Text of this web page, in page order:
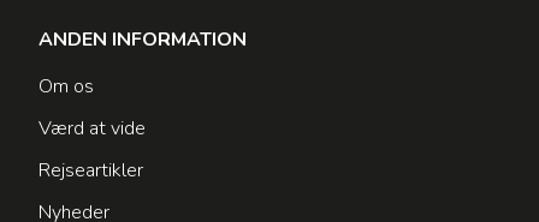
ANDEN INFORMATION
Om os
Værd at vide
Rejseartikler
Nyheder